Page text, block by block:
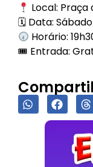
Local:
🗓 Data:
Horário:
🎟 Entrada: